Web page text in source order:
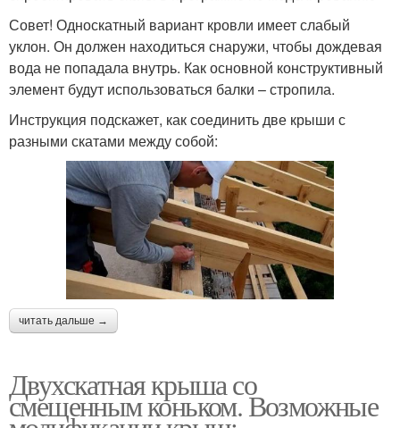
Совет! Односкатный вариант кровли имеет слабый
уклон. Он должен находиться снаружи, чтобы дождевая
вода не попадала внутрь. Как основной конструктивный
элемент будут использоваться балки – стропила.
Инструкция подскажет, как соединить две крыши с
разными скатами между собой:
читать дальше →
Двухскатная крыша со
смещенным коньком. Возможные